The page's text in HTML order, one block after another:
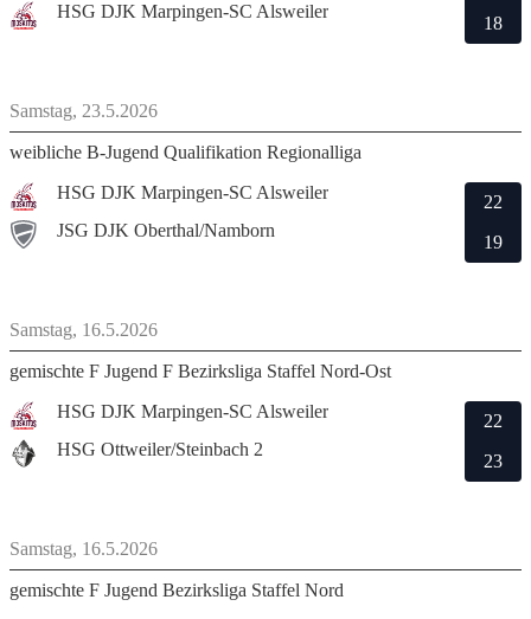
HSG DJK Marpingen-SC Alsweiler
18
Samstag, 23.5.2026
weibliche B-Jugend Qualifikation Regionalliga
HSG DJK Marpingen-SC Alsweiler
JSG DJK Oberthal/Namborn
22
19
Samstag, 16.5.2026
gemischte F Jugend F Bezirksliga Staffel Nord-Ost
HSG DJK Marpingen-SC Alsweiler
HSG Ottweiler/Steinbach 2
22
23
Samstag, 16.5.2026
gemischte F Jugend Bezirksliga Staffel Nord